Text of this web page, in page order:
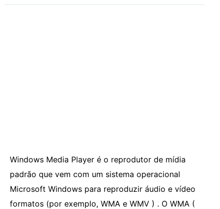
Windows Media Player é o reprodutor de mídia
padrão que vem com um sistema operacional
Microsoft Windows para reproduzir áudio e vídeo
formatos (por exemplo, WMA e WMV ) . O WMA (